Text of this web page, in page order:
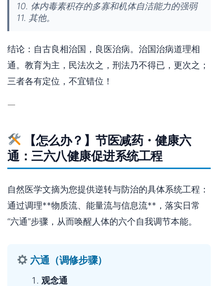
10. 体内毒素积存的多寡和机体自洁能力的强弱
11. 其他。
结论：自古良相治国，良医治病。治国治病道理相
通。教育为主，民法次之，刑法乃不得已，更次之；
三者各有定位，不宜错位！
—
【怎么办？】节医减药・健康六
通：三六八健康促进系统工程
自然医学文摘为您提供逆转与防治的具体系统工程：
通过调理**物质流、能量流与信息流**，落实日常
“六通”步骤，从而唤醒人体的六个自我调节本能。
六通（调修步骤）
观念通